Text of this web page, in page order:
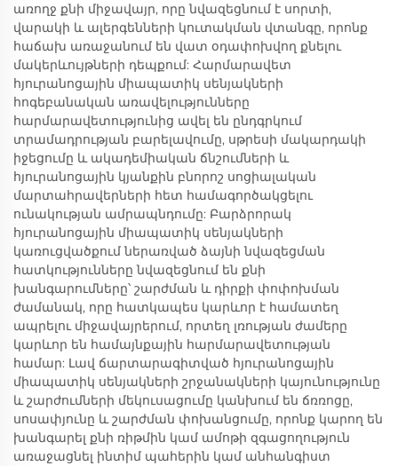
առողջ քնի միջավայր, որը նվազեցնում է սորտի,
վարակի և ալերգենների կուտակման վտանգը, որոնք
հաճախ առաջանում են վատ օդափոխվող քնելու
մակերևույթների դեպքում: Հարմարավետ
հյուրանոցային միապատիկ սենյակների
հոգեբանական առավելությունները
հարմարավետությունից ավել են ընդգրկում
տրամադրության բարելավումը, սթրեսի մակարդակի
իջեցումը և ակադեմիական ճնշումների և
հյուրանոցային կյանքին բնորոշ սոցիալական
մարտահրավերների հետ համագործակցելու
ունակության ամրապնդումը: Բարձրորակ
հյուրանոցային միապատիկ սենյակների
կառուցվածքում ներառված ձայնի նվազեցման
հատկությունները նվազեցնում են քնի
խանգարումները՝ շարժման և դիրքի փոփոխման
ժամանակ, որը հատկապես կարևոր է համատեղ
ապրելու միջավայրերում, որտեղ լռության ժամերը
կարևոր են համայնքային հարմարավետության
համար: Լավ ճարտարագիտված հյուրանոցային
միապատիկ սենյակների շրջանակների կայունությունը
և շարժումների մեկուսացումը կանխում են ճռռոցը,
սոսափյունը և շարժման փոխանցումը, որոնք կարող են
խանգարել քնի ռիթմին կամ ամոթի զգացողություն
առաջացնել ինտիմ պահերին կամ անհանգիստ